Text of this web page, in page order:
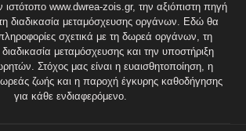
www.dwrea-zois.gr, την αξιόπιστη πηγή
διαδικασία μεταμόσχευσης οργάνων. Εδώ θα
πληροφορίες σχετικά με τη δωρεά οργάνων, τη
μεταμόσχευσης και την υποστήριξη
Στόχος μας είναι η ευαισθητοποίηση, η
ζωής και η παροχή έγκυρης καθοδήγησης
για κάθε ενδιαφερόμενο.